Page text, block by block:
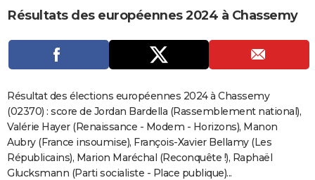
CARTE DE VOEUX
Carte de Noël
Carte Bonne année
Carte Saint-Valentin
Carte Pâques
Carte d'anniversaire
DICTIONNAIRE
Dictionnaire
Biographies
Citations
Expressions
Proverbes
PROGRAMME TV
COPAINS D'AVANT
S'inscrire
Se connecter
Lycées
Collèges
Primaires
Universités
Entreprises
Service militaire
Avis de recherche
AVIS DE DÉCÈS
FORUM
Résultats des européennes 2024 à Chassemy
Résultat des élections européennes 2024 à Chassemy
(02370) : score de Jordan Bardella (Rassemblement national),
Valérie Hayer (Renaissance - Modem - Horizons), Manon
Aubry (France insoumise), François-Xavier Bellamy (Les
Républicains), Marion Maréchal (Reconquête !), Raphaël
Glucksmann (Parti socialiste - Place publique)...